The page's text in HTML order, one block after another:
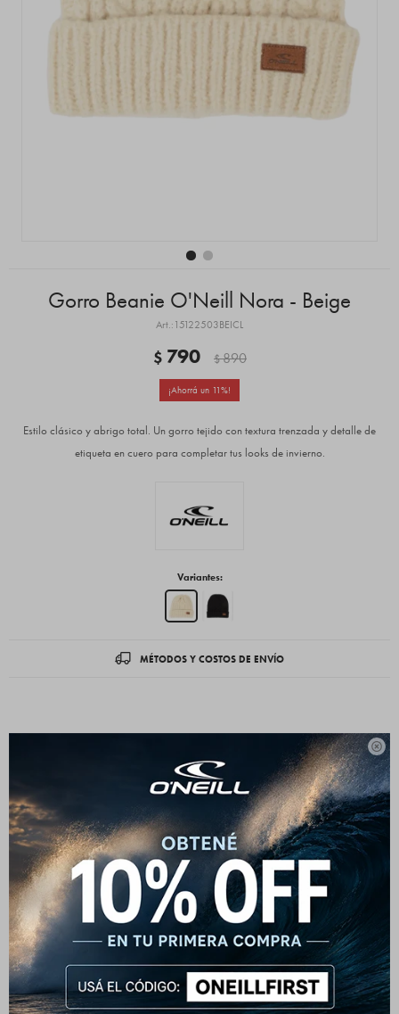

Gorro Beanie O'Neill Nora - Beige
15122503BEICL
$ 790 $890
11
Estilo clásico y abrigo total. Un gorro tejido con textura trenzada y detalle de
etiqueta en cuero para completar tus looks de invierno.
Variantes:
MÉTODOS Y COSTOS DE ENVÍO
Gorro Beanie O'Neill
Nora - Diseño atemporal
Este gorro tejido O'Neill combina un diseño clásico de
ochos trenzados con un corte cómodo y versátil. Ideal
para quienes buscan sumar estilo sin renunciar al abrigo.
Detalles que suman
El dobladillo ancho le da un ajuste firme sin apretar,